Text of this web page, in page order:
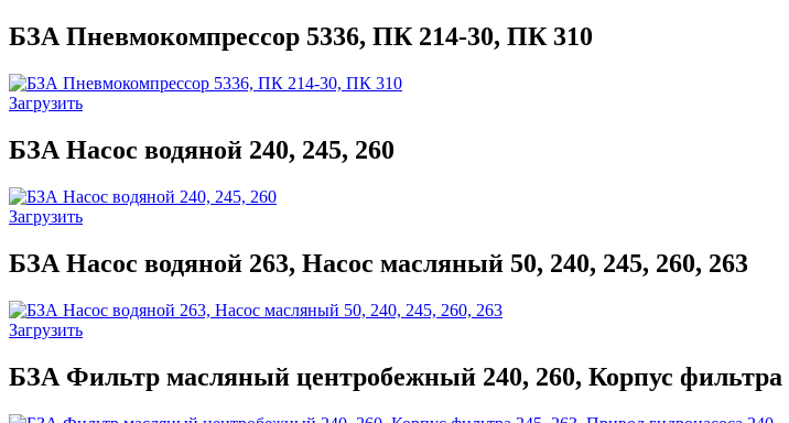
БЗА Пневмокомпрессор 5336, ПК 214-30, ПК 310
Загрузить
БЗА Насос водяной 240, 245, 260
Загрузить
БЗА Насос водяной 263, Насос масляный 50, 240, 245, 260, 263
Загрузить
БЗА Фильтр масляный центробежный 240, 260, Корпус фильтра